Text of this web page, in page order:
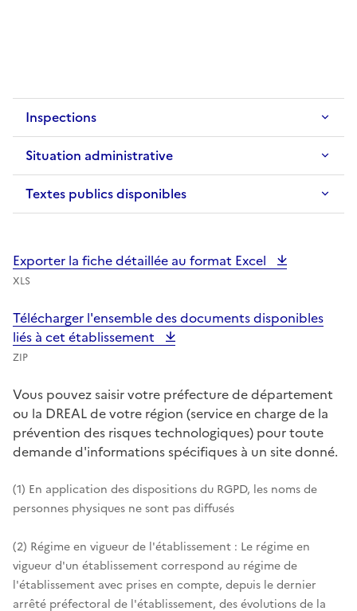
Inspections
Situation administrative
Textes publics disponibles
Exporter la fiche détaillée au format Excel
XLS
Télécharger l'ensemble des documents disponibles
liés à cet établissement
ZIP
Vous pouvez saisir votre préfecture de département
ou la DREAL de votre région (service en charge de la
prévention des risques technologiques) pour toute
demande d'informations spécifiques à un site donné.
(1) En application des dispositions du RGPD, les noms de
personnes physiques ne sont pas diffusés
(2) Régime en vigueur de l'établissement : Le régime en
vigueur d'un établissement correspond au régime de
l'établissement avec prises en compte, depuis le dernier
arrêté préfectoral de l'établissement, des évolutions de la